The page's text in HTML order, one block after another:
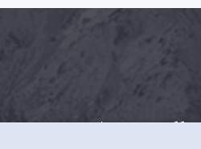
What we offer